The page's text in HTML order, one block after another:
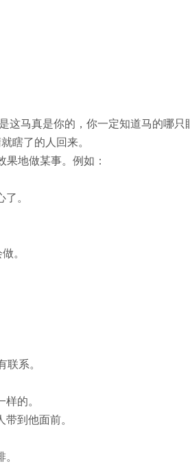
这马真是你的，你一定知道马的哪只
瞎了的人回来。
地做某事。例如：
。
。
系。
的。
到他面前。